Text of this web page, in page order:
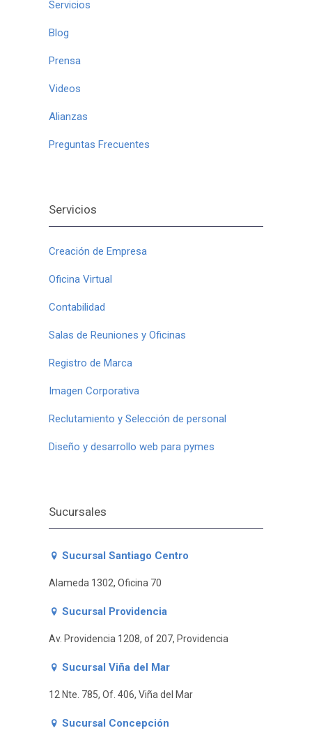
Servicios
Blog
Prensa
Videos
Alianzas
Preguntas Frecuentes
Servicios
Creación de Empresa
Oficina Virtual
Contabilidad
Salas de Reuniones y Oficinas
Registro de Marca
Imagen Corporativa
Reclutamiento y Selección de personal
Diseño y desarrollo web para pymes
Sucursales
Sucursal Santiago Centro
Alameda 1302, Oficina 70
Sucursal Providencia
Av. Providencia 1208, of 207, Providencia
Sucursal Viña del Mar
12 Nte. 785, Of. 406, Viña del Mar
Sucursal Concepción